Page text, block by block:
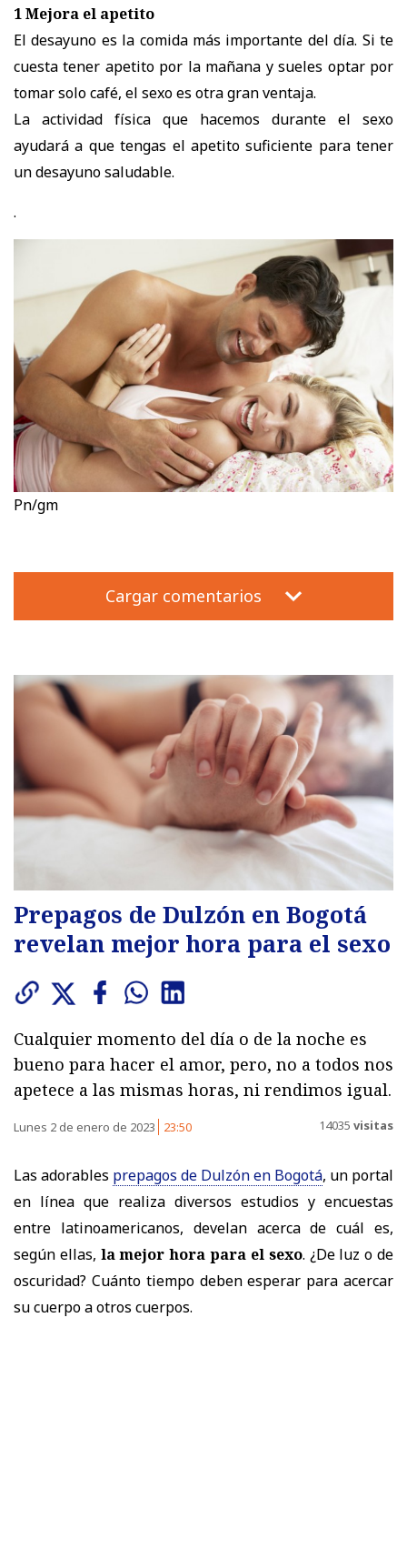
1 Mejora el apetito
El desayuno es la comida más importante del día. Si te
cuesta tener apetito por la mañana y sueles optar por
tomar solo café, el sexo es otra gran ventaja.
La actividad física que hacemos durante el sexo
ayudará a que tengas el apetito suficiente para tener
un desayuno saludable.
.
Pn/gm
Cargar comentarios
Prepagos de Dulzón en Bogotá
revelan mejor hora para el sexo
Cualquier momento del día o de la noche es
bueno para hacer el amor, pero, no a todos nos
apetece a las mismas horas, ni rendimos igual.
Lunes 2 de enero de 2023 23:50 14035 visitas
Las adorables prepagos de Dulzón en Bogotá, un portal
en línea que realiza diversos estudios y encuestas
entre latinoamericanos, develan acerca de cuál es,
según ellas, la mejor hora para el sexo. ¿De luz o de
oscuridad? Cuánto tiempo deben esperar para acercar
su cuerpo a otros cuerpos.